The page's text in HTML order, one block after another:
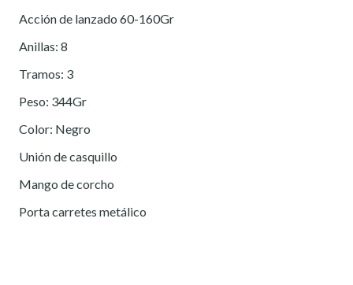
Acción de lanzado 60-160Gr
Anillas: 8
Tramos: 3
Peso: 344Gr
Color: Negro
Unión de casquillo
Mango de corcho
Porta carretes metálico